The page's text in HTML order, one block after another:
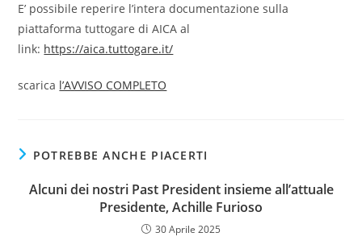
E’ possibile reperire l’intera documentazione sulla
piattaforma tuttogare di AICA al
link: https://aica.tuttogare.it/
scarica l’AVVISO COMPLETO
POTREBBE ANCHE PIACERTI
Alcuni dei nostri Past President insieme all’attuale
Presidente, Achille Furioso
30 Aprile 2025